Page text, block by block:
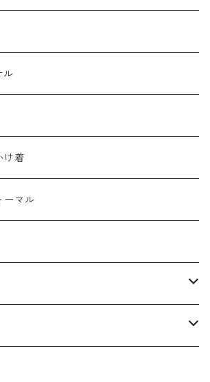
ル
け着
マル